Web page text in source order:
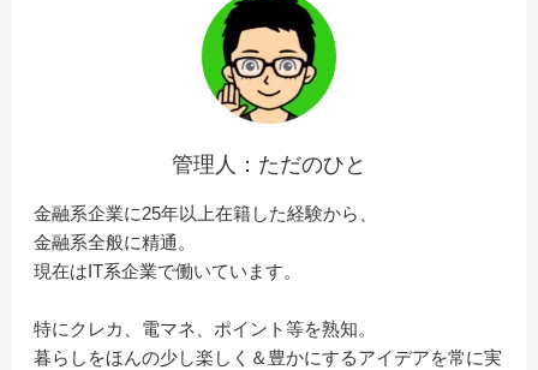
管理人：ただのひと
金融系企業に25年以上在籍した経験から、
金融系全般に精通。
現在はIT系企業で働いています。
特にクレカ、電マネ、ポイント等を熟知。
暮らしをほんの少し楽しく＆豊かにするアイデアを常に実